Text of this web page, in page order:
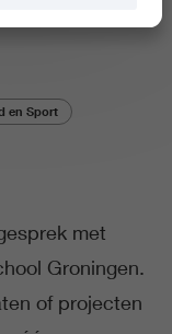
en Sport
met
Groningen.
of projecten